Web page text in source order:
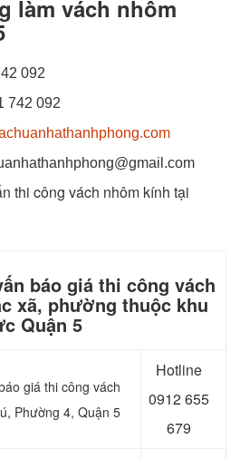
làm vách nhôm
092
742 092
thi công vách nhôm kính tại
báo giá thi công vách
xã, phường thuộc khu
Quận 5
giá thi công vách
Phường 4, Quận 5
Hotline
0912 655
679